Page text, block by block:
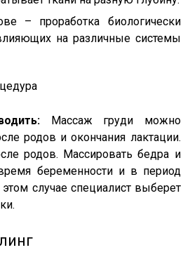
– проработка биологически
на различные системы
Массаж груди можно
родов и окончания лактации.
родов. Массировать бедра и
беременности и в период
случае специалист выберет